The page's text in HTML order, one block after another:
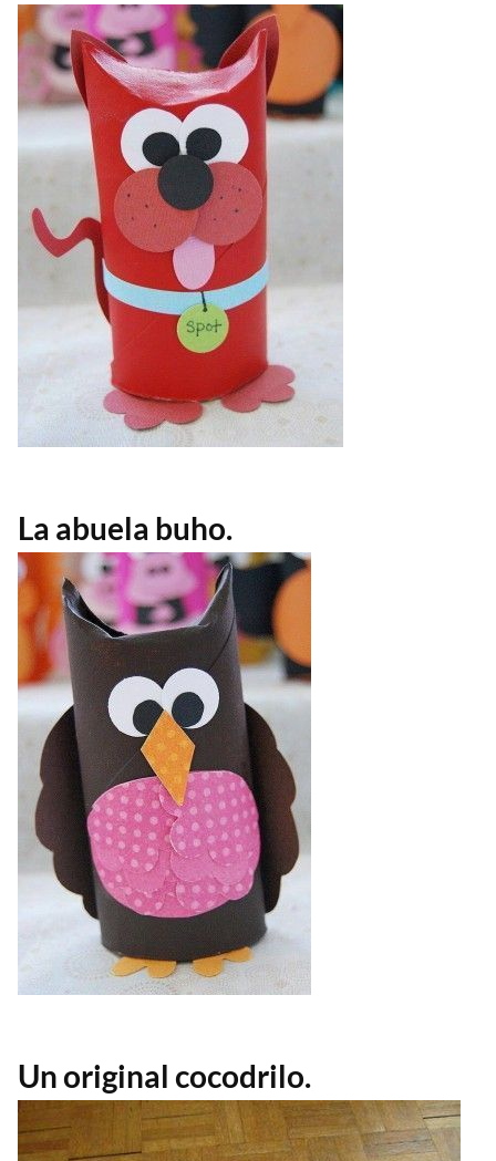
La abuela buho.
Un original cocodrilo.